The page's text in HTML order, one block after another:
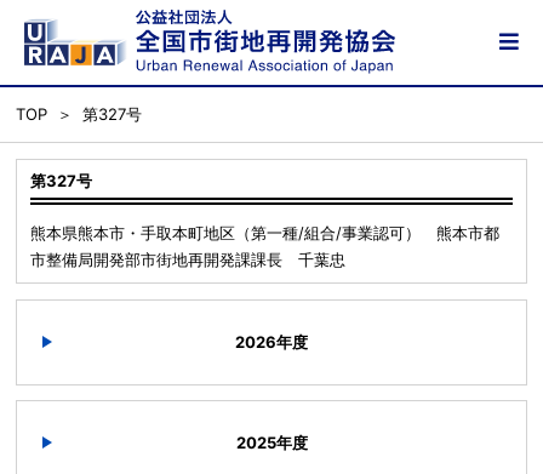
TOP 第327号
第327号
熊本県熊本市・手取本町地区（第一種/組合/事業認可） 熊本市都
市整備局開発部市街地再開発課課長 千葉忠
2026年度
2025年度